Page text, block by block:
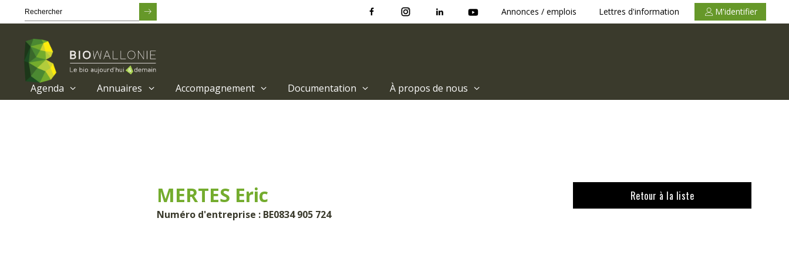
Annonces / emplois Lettres d'information M'identifier
Agenda Annuaires Accompagnement Documentation À propos de nous
MERTES Eric
Numéro d'entreprise : BE0834 905 724
Retour à la liste